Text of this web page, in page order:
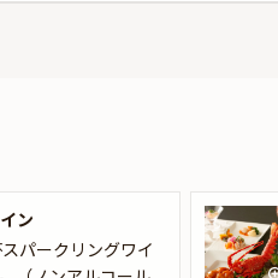
び、心に残る美食の饗宴をお楽し
人、大切な方とゆったりとした
きを。「彩雲」が、心に残る美
ン
パークリングワイ